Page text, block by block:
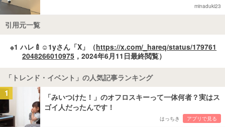
minaduki23
引用元一覧
※1 ハレ🍼︎︎☺︎1yさん「X」（https://x.com/_hareq/status/179761
2048266010975 ，2024年6月11日最終閲覧）
「トレンド・イベント」の人気記事ランキング
1
「みいつけた！」のオフロスキーって一体何者？実はス
ゴイ人だったんです！
はっちき アプリで見る